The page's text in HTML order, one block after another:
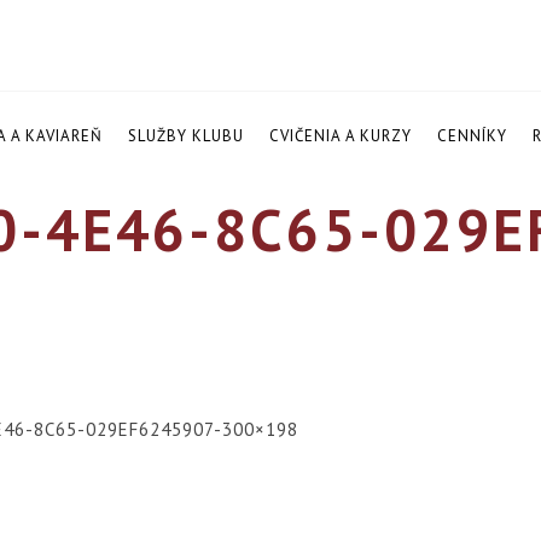
A KAVIAREŇ SLUŽBY KLUBU CVIČENIA A KURZY CENNÍKY
4E46-8C65-
8C65-029EF6245907-300×198